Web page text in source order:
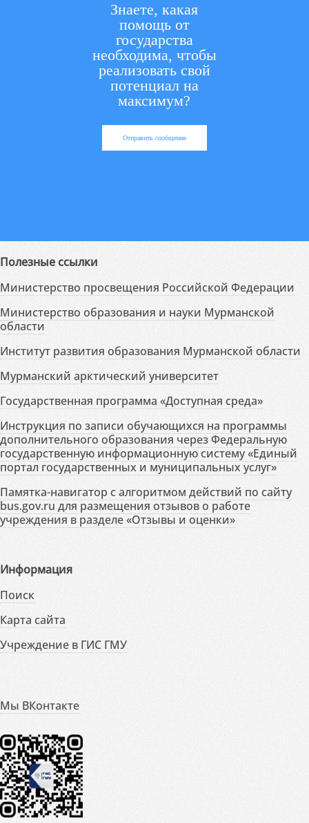
Знаете, какая
помощь от
государства
необходима, чтобы
реализовать свой
потенциал на
максимум?
Отправить сообщение
Полезные ссылки
Министерство просвещения Российской Федерации
Министерство образования и науки Мурманской
области
Институт развития образования Мурманской области
Мурманский арктический университет
Государственная программа «Доступная среда»
Инструкция по записи обучающихся на программы
дополнительного образования через Федеральную
государственную информационную систему «Единый
портал государственных и муниципальных услуг»
Памятка-навигатор с алгоритмом действий по сайту
bus.gov.ru для размещения отзывов о работе
учреждения в разделе «Отзывы и оценки»
Информация
Поиск
Карта сайта
Учреждение в ГИС ГМУ
Мы ВКонтакте